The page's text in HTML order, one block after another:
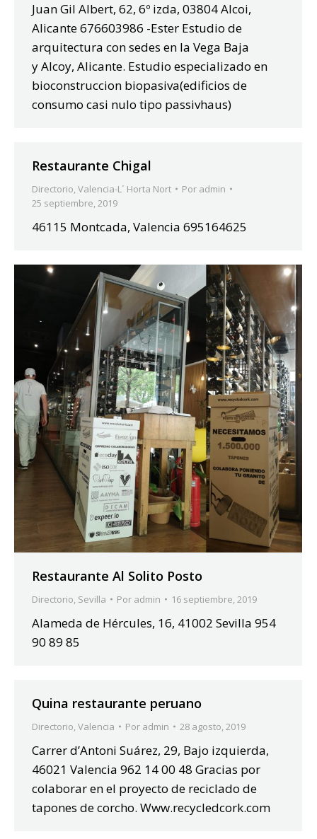
Juan Gil Albert, 62, 6º izda, 03804 Alcoi,
Alicante 676603986 -Ester Estudio de
arquitectura con sedes en la Vega Baja
y Alcoy, Alicante. Estudio especializado en
bioconstruccion biopasiva(edificios de
consumo casi nulo tipo passivhaus)
Restaurante Chigal
Directorio,Valencia-L´ Horta Nort Por admin
25 septiembre, 2019
46115 Montcada, Valencia 695164625
Restaurante Al Solito Posto
Directorio, Sevilla Por admin 16 septiembre, 2019
Alameda de Hércules, 16, 41002 Sevilla 954
90 89 85
Quina restaurante peruano
Directorio,Valencia Por admin 28 agosto, 2019
Carrer d’Antoni Suárez, 29, Bajo izquierda,
46021 Valencia 962 14 00 48 Gracias por
colaborar en el proyecto de reciclado de
tapones de corcho. Www.recycledcork.com